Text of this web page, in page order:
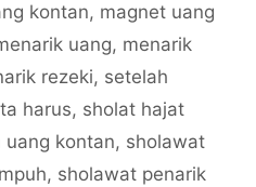
kontan, magnet uang
uang, menarik
rezeki, setelah
harus, sholat hajat
uang kontan, sholawat
, sholawat penarik